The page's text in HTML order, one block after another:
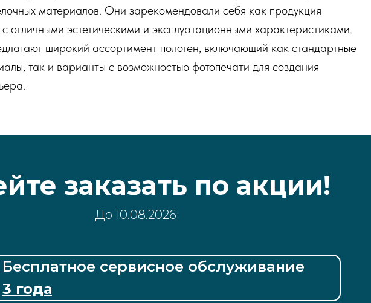
материалов. Они зарекомендовали себя как продукция
отличными эстетическими и эксплуатационными характеристиками.
широкий ассортимент полотен, включающий как стандартные
так и варианты с возможностью фотопечати для создания
заказать по акции!
До 10.08.2026
Бесплатное сервисное обслуживание
3 года